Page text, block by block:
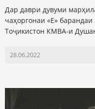
Дар даври дувуми
чаҳоргонаи «Е»
Тоҷикистон КМВА-и
28.06.2022